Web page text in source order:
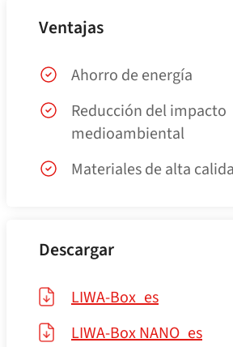
Ventajas
Ahorro de energía
Reducción del impacto
medioambiental
Materiales de alta
Descargar
LIWA-Box_es
LIWA-Box NANO_​es